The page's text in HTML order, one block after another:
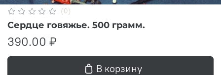
(0)
Сердце говяжье. 500 грамм.
390.00 ₽
В корзину